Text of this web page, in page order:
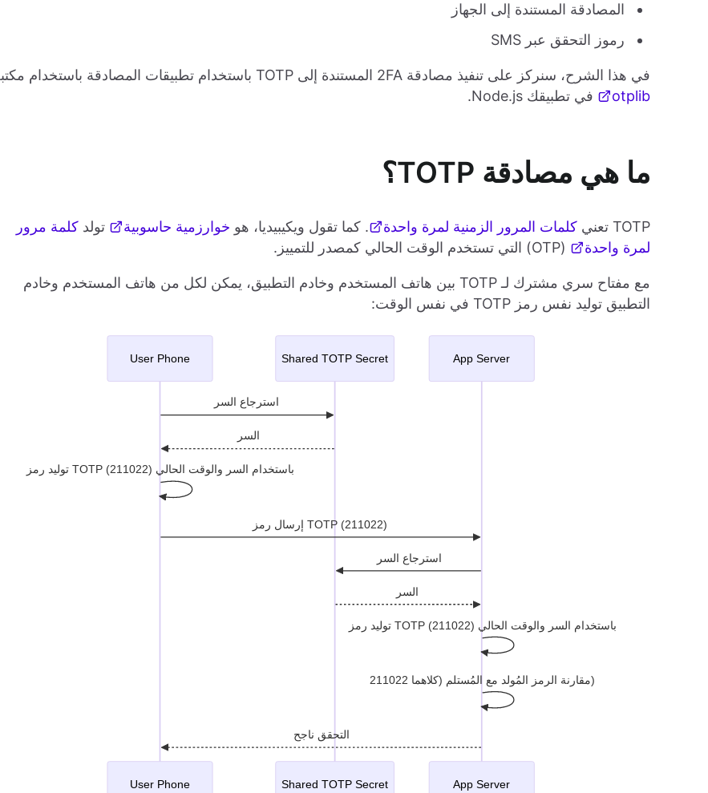
المصادقة المستندة إلى الجهاز
رموز التحقق عبر SMS
في هذا الشرح، سنركز على تنفيذ مصادقة 2FA المستندة إلى TOTP باستخدام تطبيقات المصادقة باستخدام مكتبة
otplib
في تطبيقك Node.js.
ما هي مصادقة TOTP؟
TOTP تعني كلمات المرور الزمنية لمرة واحدة . كما تقول ويكيبيديا، هو خوارزمية حاسوبية تولد كلمة مرور
لمرة واحدة
(OTP) التي تستخدم الوقت الحالي كمصدر للتمييز.
مع مفتاح سري مشترك لـ TOTP بين هاتف المستخدم وخادم التطبيق، يمكن لكل من هاتف المستخدم وخادم
التطبيق توليد نفس رمز TOTP في نفس الوقت: